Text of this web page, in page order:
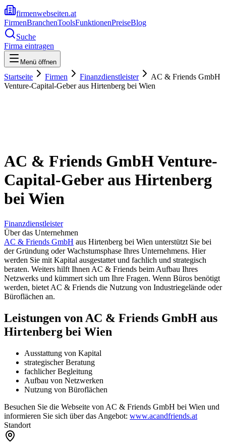
firmenwebseiten.at
FirmenBranchenToolsFunktionenPreiseBlog
Suche
Firma eintragen
Menü öffnen
Startseite Firmen Finanzdienstleister
AC & Friends GmbH
Venture-Capital-Geber aus Hirtenberg bei Wien
AC & Friends GmbH Venture-
Capital-Geber aus Hirtenberg
bei Wien
Finanzdienstleister
Über das Unternehmen
AC & Friends GmbH aus Hirtenberg bei Wien unterstützt Sie bei
der Gründung oder Wachstumsphase Ihres Unternehmens. Hier
werden Sie mit Kapital ausgestattet und fachlich und strategisch
beraten. Weiters hilft Ihnen AC & Friends beim Aufbau Ihres
Netzwerks und kümmert sich um Ihre Fragen. Wenn Büros benötigt
werden, bietet AC & Friends die Nutzung von Industriegelände oder
Büroflächen an.
Leistungen von AC & Friends GmbH aus
Hirtenberg bei Wien
Ausstattung von Kapital
strategischer Beratung
fachlicher Begleitung
Aufbau von Netzwerken
Nutzung von Büroflächen
Besuchen Sie die Webseite von AC & Friends GmbH bei Wien und
informieren Sie sich über das Angebot: www.acandfriends.at
Standort